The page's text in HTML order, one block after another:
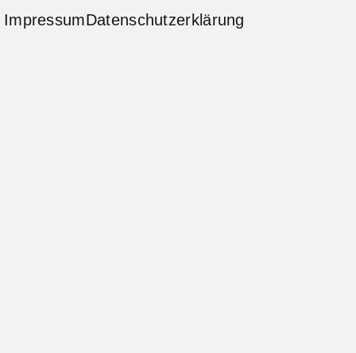
ImpressumDatenschutzerklärung